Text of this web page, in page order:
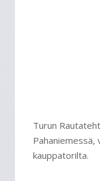
Turun
Pahaniemessä,
kauppatorilta.